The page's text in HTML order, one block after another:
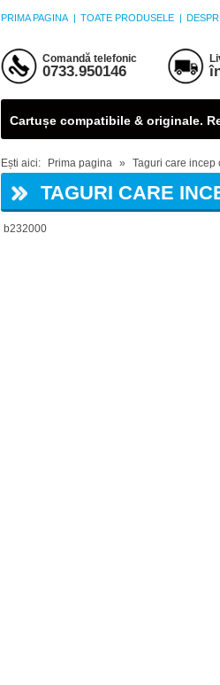
PRIMA PAGINA | TOATE PRODUSELE |
Comandă telefonic
0733.950146
Cartușe compatibile & originale.
Ești aici: Prima pagina » Taguri care incep
TAGURI CARE
b232000